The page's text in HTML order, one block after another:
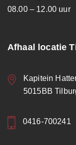
08.00 – 12.00 uur
Afhaal locatie
Kapitein
5015BB
0416-700241